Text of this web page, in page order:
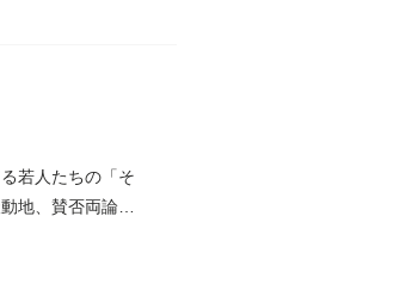
若人たちの「そ
地、賛否両論の